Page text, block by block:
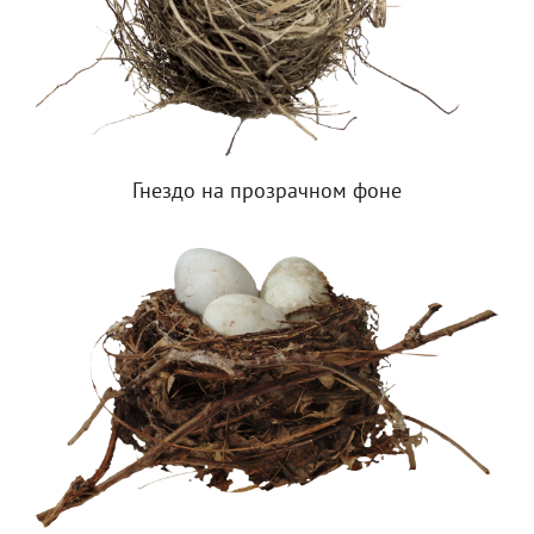
Гнездо на прозрачном фоне